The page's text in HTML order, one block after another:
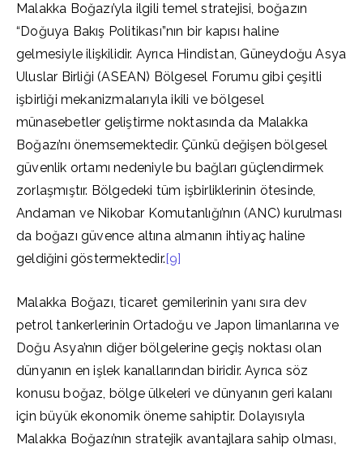
Malakka Boğazı’yla ilgili temel stratejisi, boğazın
“Doğuya Bakış Politikası”nın bir kapısı haline
gelmesiyle ilişkilidir. Ayrıca Hindistan, Güneydoğu Asya
Uluslar Birliği (ASEAN) Bölgesel Forumu gibi çeşitli
işbirliği mekanizmalarıyla ikili ve bölgesel
münasebetler geliştirme noktasında da Malakka
Boğazı’nı önemsemektedir. Çünkü değişen bölgesel
güvenlik ortamı nedeniyle bu bağları güçlendirmek
zorlaşmıştır. Bölgedeki tüm işbirliklerinin ötesinde,
Andaman ve Nikobar Komutanlığı’nın (ANC) kurulması
da boğazı güvence altına almanın ihtiyaç haline
geldiğini göstermektedir.[9]
Malakka Boğazı, ticaret gemilerinin yanı sıra dev
petrol tankerlerinin Ortadoğu ve Japon limanlarına ve
Doğu Asya’nın diğer bölgelerine geçiş noktası olan
dünyanın en işlek kanallarından biridir. Ayrıca söz
konusu boğaz, bölge ülkeleri ve dünyanın geri kalanı
için büyük ekonomik öneme sahiptir. Dolayısıyla
Malakka Boğazı’nın stratejik avantajlara sahip olması,